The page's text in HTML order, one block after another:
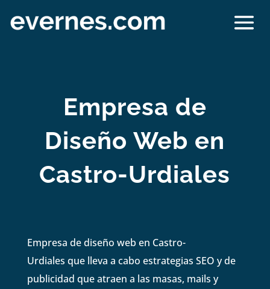
Empresa de
Diseño Web en
Castro-Urdiales
Empresa de diseño web en Castro-
Urdiales que lleva a cabo estrategias SEO y de
publicidad que atraen a las masas, mails y